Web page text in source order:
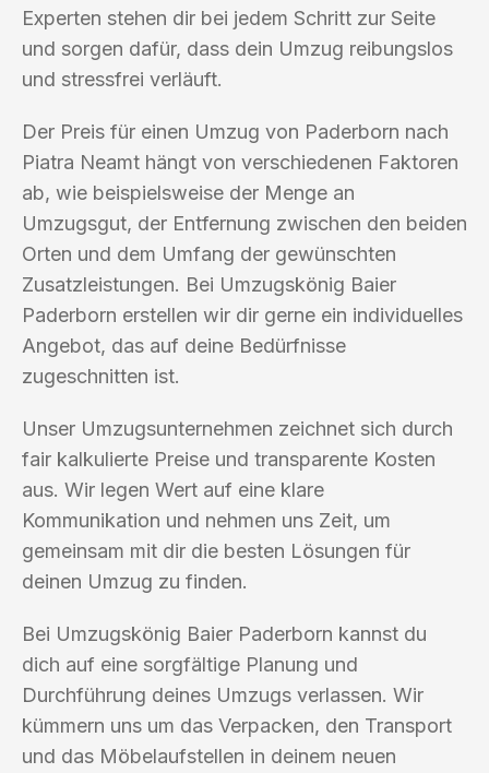
Experten stehen dir bei jedem Schritt zur Seite
und sorgen dafür, dass dein Umzug reibungslos
und stressfrei verläuft.
Der Preis für einen Umzug von Paderborn nach
Piatra Neamt hängt von verschiedenen Faktoren
ab, wie beispielsweise der Menge an
Umzugsgut, der Entfernung zwischen den beiden
Orten und dem Umfang der gewünschten
Zusatzleistungen. Bei Umzugskönig Baier
Paderborn erstellen wir dir gerne ein individuelles
Angebot, das auf deine Bedürfnisse
zugeschnitten ist.
Unser Umzugsunternehmen zeichnet sich durch
fair kalkulierte Preise und transparente Kosten
aus. Wir legen Wert auf eine klare
Kommunikation und nehmen uns Zeit, um
gemeinsam mit dir die besten Lösungen für
deinen Umzug zu finden.
Bei Umzugskönig Baier Paderborn kannst du
dich auf eine sorgfältige Planung und
Durchführung deines Umzugs verlassen. Wir
kümmern uns um das Verpacken, den Transport
und das Möbelaufstellen in deinem neuen